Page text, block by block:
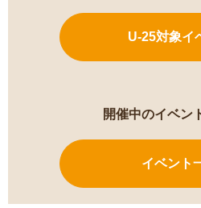
U-25対象イ
開催中のイベン
イベント